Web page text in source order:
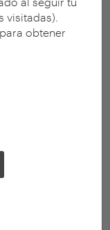
visitadas).
para obtener